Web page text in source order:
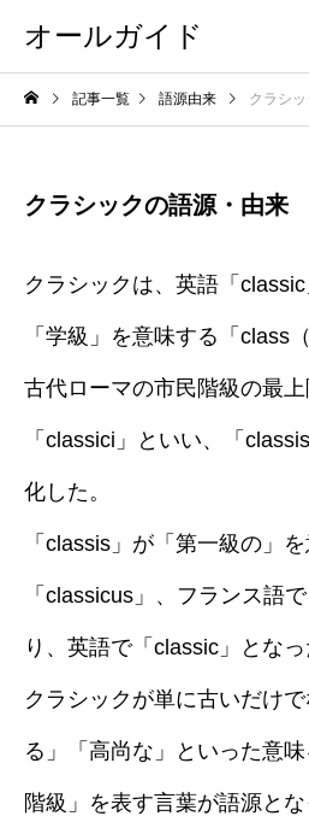
オールガイド
記事一覧 語源由来 クラシ
クラシックの語源・由来
クラシックは、英語「classic
「学級」を意味する「class
古代ローマの市民階級の最
「classici」といい、「
化した。
「classis」が「第一級の」
「classicus」、フランス語
り、英語で「classic」となっ
クラシックが単に古いだけ
る」「高尚な」といった意
階級」を表す言葉が語源と